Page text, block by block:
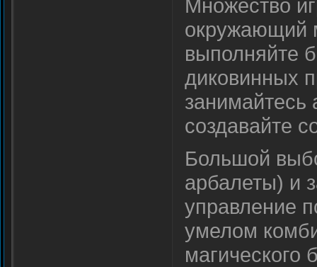
Множество
окружающий
выполняйте
диковинных
создавайте
Большой
арбалеты) и
управление
умелом
магического